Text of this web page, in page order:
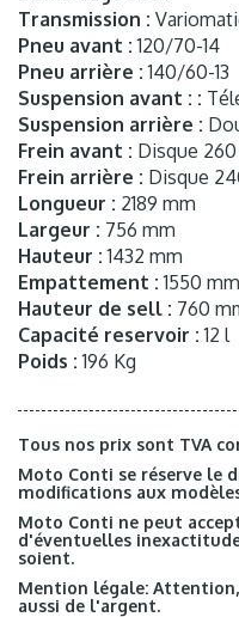
Transmission :
Pneu avant : 120/70-14
Pneu arrière : 140/60-13
Suspension avant : :
Suspension arrière :
Frein avant : Disque
Frein arrière : Disque
Longueur : 2189 mm
Largeur : 756 mm
Hauteur : 1432 mm
Empattement : 1550 mm
Hauteur de sell : 760
Capacité reservoir : 12 l
Poids : 196 Kg
Tous nos prix sont TVA
Moto Conti se réserve le
modifications aux
Moto Conti ne peut
d'éventuelles
soient.
Mention légale:
aussi de l'argent.